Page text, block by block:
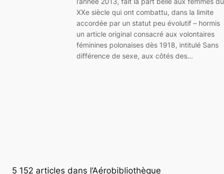
XXe siècle qui ont combattu, dans la limite
accordée par un statut peu évolutif – hormis
un article original consacré aux volontaires
féminines polonaises dès 1918, intitulé Sans
différence de sexe, aux côtés des…
5 152 articles dans l’Aérobibliothèque